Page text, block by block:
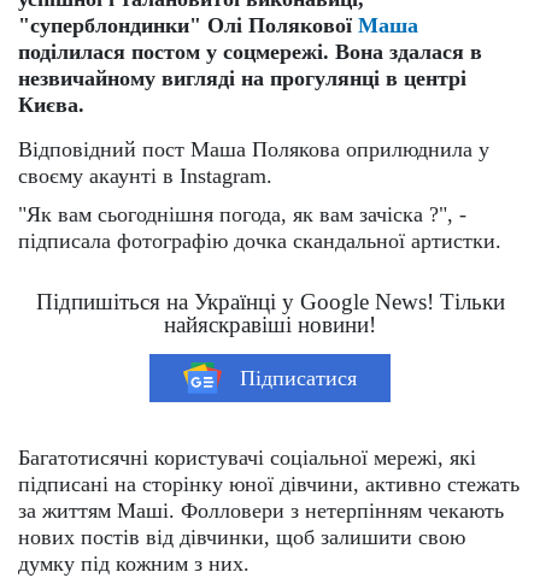
"суперблондинки" Олі Полякової Маша
поділилася постом у соцмережі. Вона здалася в
незвичайному вигляді на прогулянці в центрі
Києва.
Відповідний пост Маша Полякова оприлюднила у
своєму акаунті в Instagram.
"Як вам сьогоднішня погода, як вам зачіска ?", -
підписала фотографію дочка скандальної артистки.
Підпишіться на Українці у Google News! Тільки
найяскравіші новини!
Підписатися
Багатотисячні користувачі соціальної мережі, які
підписані на сторінку юної дівчини, активно стежать
за життям Маші. Фолловери з нетерпінням чекають
нових постів від дівчинки, щоб залишити свою
думку під кожним з них.